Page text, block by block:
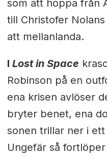
som att hoppa från
till Christofer Nolans
att mellanlanda.
I Lost in Space
Robinson på en
ena krisen avlöser
bryter benet, ena
sonen trillar ner i
Ungefär så